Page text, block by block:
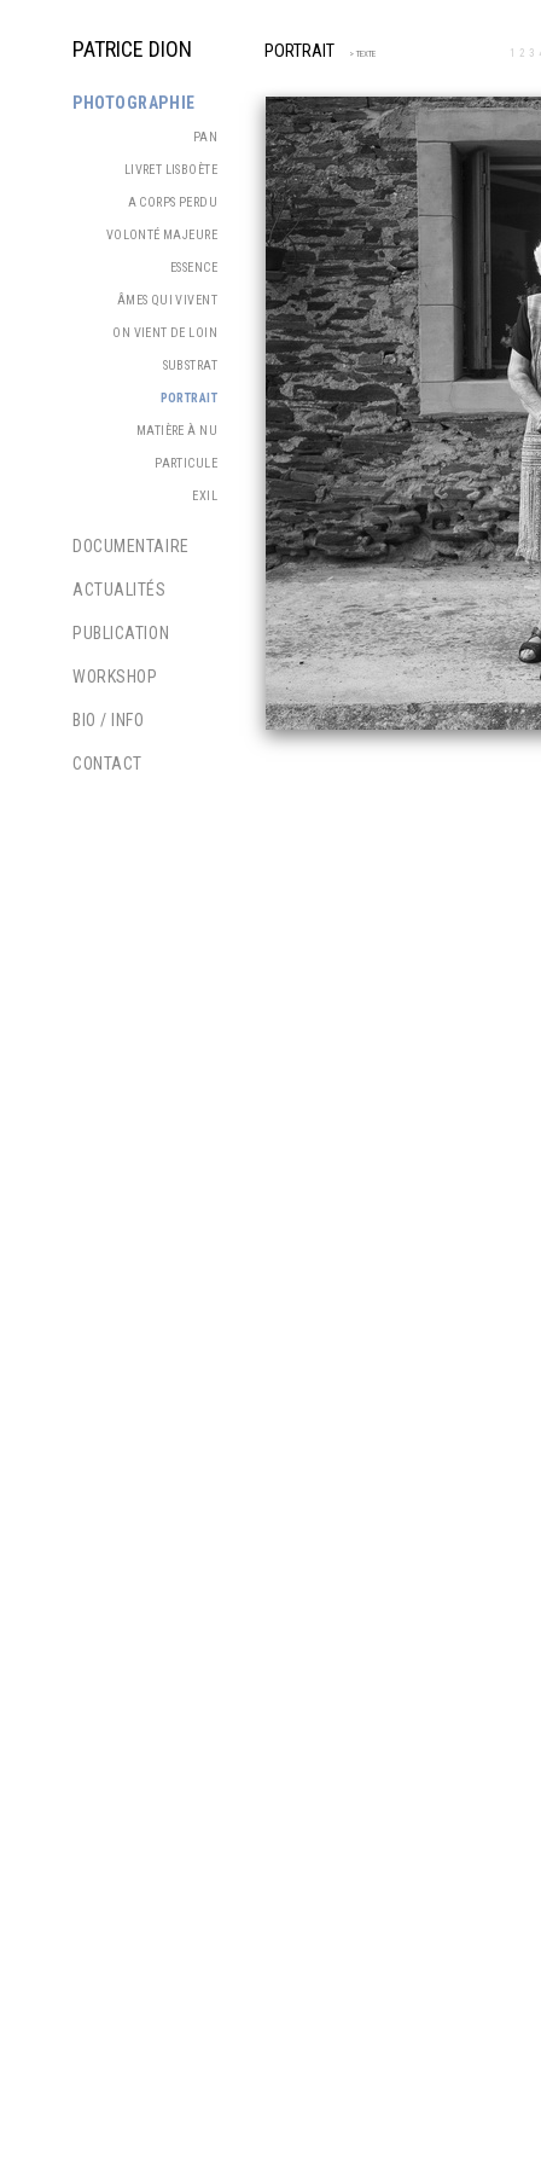
PATRICE DION PORTRAIT > TEXTE
PHOTOGRAPHIE
PAN
LIVRET LISBOÈTE
A CORPS PERDU
VOLONTÉ MAJEURE
ESSENCE
ÂMES QUI VIVENT
ON VIENT DE LOIN
SUBSTRAT
PORTRAIT
MATIÈRE À NU
PARTICULE
EXIL
DOCUMENTAIRE
ACTUALITÉS
PUBLICATION
WORKSHOP
BIO / INFO
CONTACT
2 3